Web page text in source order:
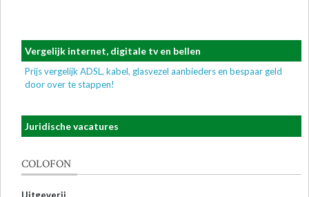
Vergelijk internet, digitale tv en bellen
Prijs vergelijk ADSL, kabel, glasvezel aanbieders en bespaar geld
door over te stappen!
Juridische vacatures
COLOFON